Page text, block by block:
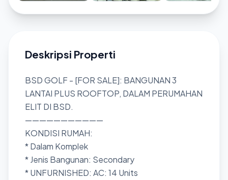
Deskripsi Properti
BSD GOLF - [FOR SALE]: BANGUNAN 3
LANTAI PLUS ROOFTOP, DALAM PERUMAHAN
ELIT DI BSD.
———————————
KONDISI RUMAH:
* Dalam Komplek
* Jenis Bangunan: Secondary
* UNFURNISHED: AC: 14 Units